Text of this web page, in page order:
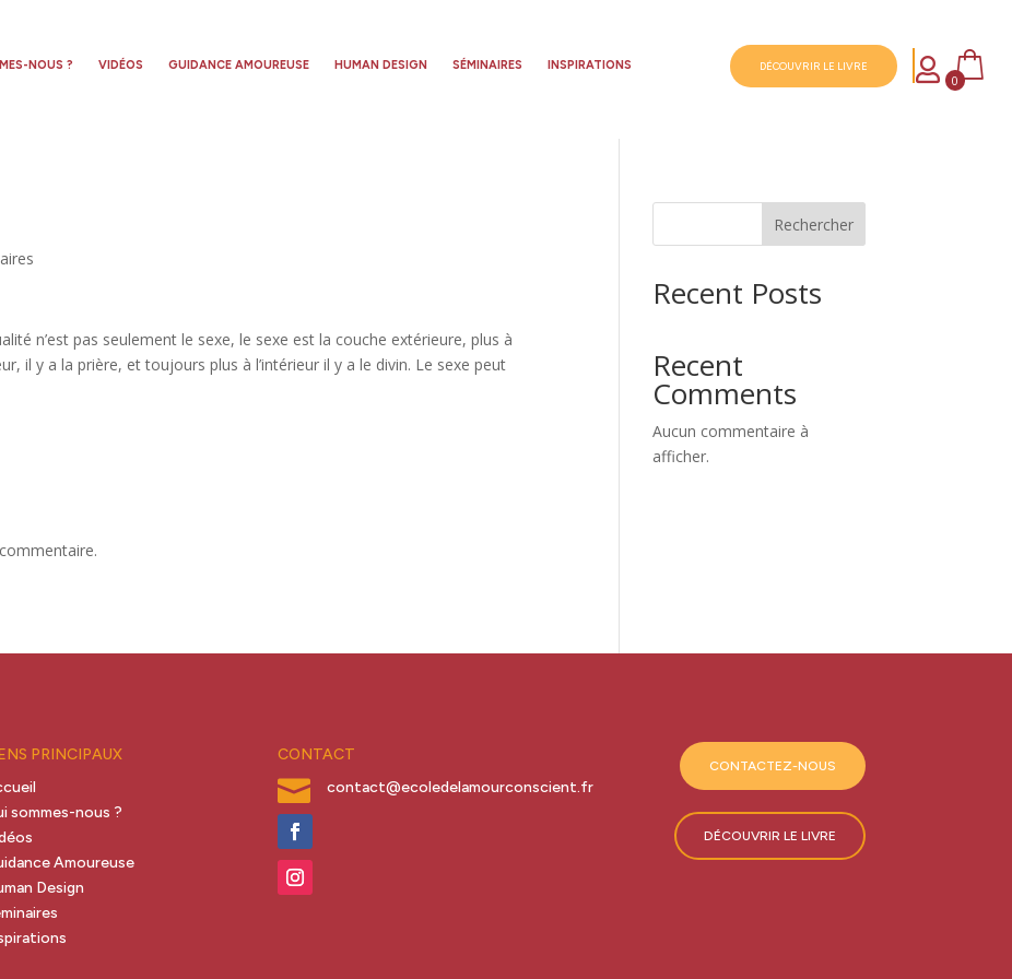
NOUS ? VIDÉOS GUIDANCE AMOUREUSE HUMAN DESIGN SÉMINAIRES INSPIRATIONS DÉCOUVRIR LE LIVRE  0
n’est pas seulement le sexe, le sexe est la couche extérieure, plus à
il y a la prière, et toujours plus à l’intérieur il y a le divin. Le sexe peut
Rechercher
Recent Posts
Recent
Comments
Aucun commentaire à
afficher.
PRINCIPAUX
sommes-nous ?
Amoureuse
Design
CONTACT
 contact@ecoledelamourconscient.fr
CONTACTEZ-NOUS
DÉCOUVRIR LE LIVRE